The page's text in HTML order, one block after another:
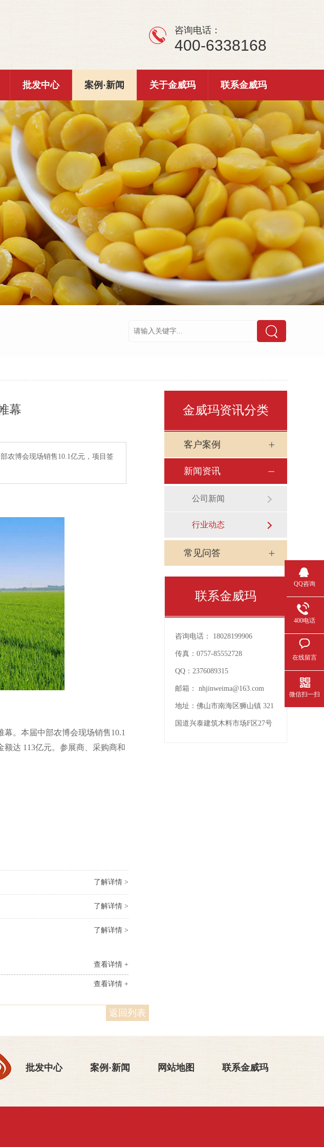
咨询电话：
400-6338168
批发中心 案例·新闻 关于金威玛 联系金威玛
幕
农博会现场销售10.1亿元，项目签
幕。本届中部农博会现场销售10.1
额达 113亿元。参展商、采购商和
了解详情 >
了解详情 >
了解详情 >
查看详情 +
查看详情 +
返回列表
金威玛资讯分类
客户案例
新闻资讯
公司新闻
行业动态
常见问答
联系金威玛
咨询电话： 18028199906
传真： 0757-85552728
QQ： 2376089315
邮箱： nhjinweima@163.com
地址： 佛山市南海区狮山镇 321
国道兴泰建筑木料市场F区27号
批发中心 案例·新闻 网站地图 联系金威玛
QQ咨询
400电话
在线留言
微信扫一扫